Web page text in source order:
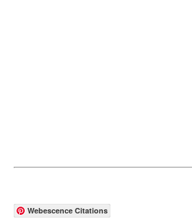
Webescence Citations